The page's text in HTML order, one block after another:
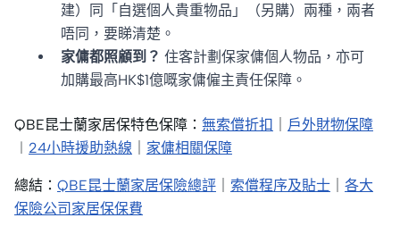
建）同「自選個人貴重物品」（另購）兩種，兩者
唔同，要睇清楚。
家傭都照顧到？ 住客計劃保家傭個人物品，亦可
加購最高HK$1億嘅家傭僱主責任保障。
QBE昆士蘭家居保特色保障： 無索償折扣
戶外財物保障
︱ 24小時援助熱線 家傭相關保障
總結： QBE昆士蘭家居保險總評 索償程序及貼士
各大
保險公司家居保保費